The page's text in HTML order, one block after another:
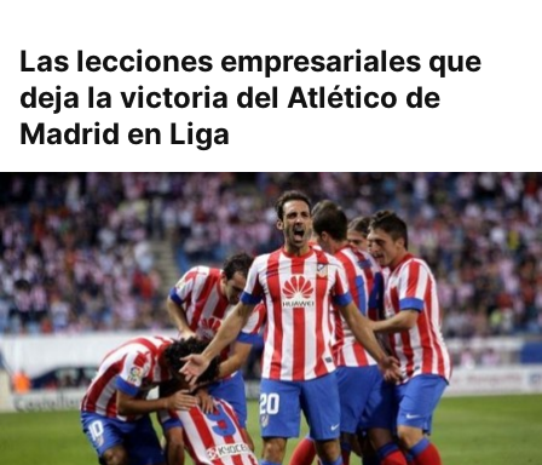
Las lecciones empresariales que
deja la victoria del Atlético de
Madrid en Liga